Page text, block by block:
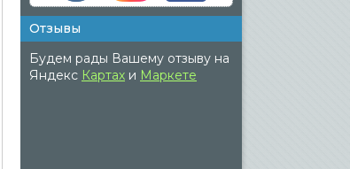
Отзывы
Будем рады Вашему отзыву на
Яндекс Картах и Маркете